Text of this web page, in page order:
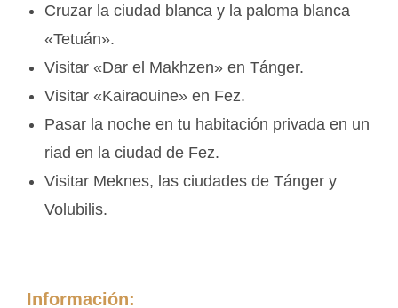
Cruzar la ciudad blanca y la paloma blanca
«Tetuán».
Visitar «Dar el Makhzen» en Tánger.
Visitar «Kairaouine» en Fez.
Pasar la noche en tu habitación privada en un
riad en la ciudad de Fez.
Visitar Meknes, las ciudades de Tánger y
Volubilis.
Información: